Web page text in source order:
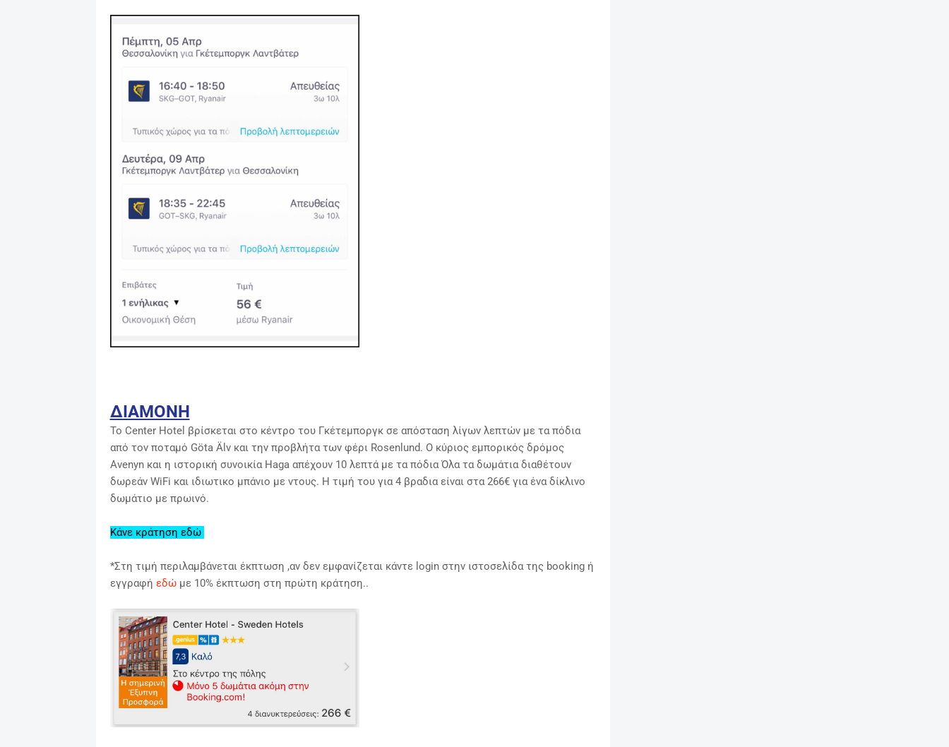
ΔΙΑΜΟΝΗ
Το Center Hotel βρίσκεται στο κέντρο του Γκέτεμποργκ σε απόσταση λίγων λεπτών με τα πόδια
από τον ποταμό Göta Älv και την προβλήτα των φέρι Rosenlund. Ο κύριος εμπορικός δρόμος
Avenyn και η ιστορική συνοικία Haga απέχουν 10 λεπτά με τα πόδιαΌλα τα δωμάτια διαθέτουν
δωρεάν WiFi και ιδιωτικο μπάνιο με ντους. Η τιμή του για 4 βραδια είναι στα 266€ για ένα δίκλινο
δωμάτιο με πρωινό.
Κάνε κράτηση εδώ
*Στη τιμή περιλαμβάνεται έκπτωση ,αν δεν εμφανίζεται κάντε login στην ιστοσελίδα της booking ή
εγγραφή εδώμε 10% έκπτωση στη πρώτη κράτηση..